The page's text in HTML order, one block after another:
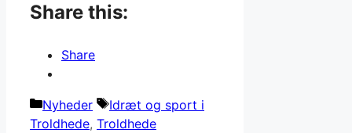
Share this:
Share
Kategorier
Nyheder Tags
Idræt og sport i
Troldhede, Troldhede